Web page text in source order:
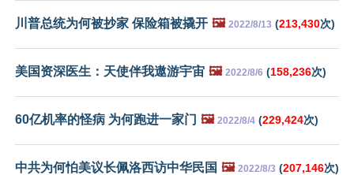
川普总统为何被抄家 保险箱被撬开 🖼️ 2022/8/13 (213,430次)
美国资深医生：天使伴我遨游宇宙 🖼️ 2022/8/6 (158,236次)
60亿机率的怪病 为何跑进一家门 🖼️ 2022/8/4 (229,424次)
中共为何怕美议长佩洛西访中华民国 🖼️ 2022/8/3 (207,146次)